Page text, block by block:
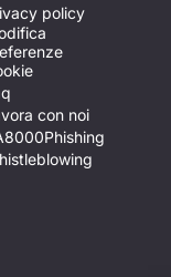
policy
con noi
Phishing